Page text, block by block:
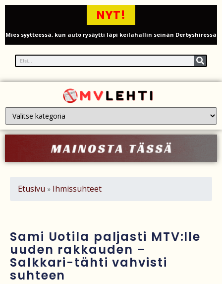
NYT!
Mies syytteessä, kun auto rysäytti läpi keilahallin seinän Derbyshiressä
New Yorkin NBA-mestaruusjuhlat riistäytyivät käsistä – teini ammuttiin
ja busseja sytytettiin tuleen Manhattanilla
Kimi ja Minttu Räikkönen juhlivat 10-vuotishääpäiväänsä – näin F1-
Nigel Farage vaatii ulkomaalaisten sulkemista pois sosiaalisesta
Justin Trudeau puolustautuu kritiikiltä – valitsi Katy Perryn
Turistijuna kaatui Cártaman tapasjuhlilla – 17 loukkaantui Espanjassa
Työläistaustainen kansanedustaja avaa 30-vuotisen taistelunsa
Etusivu » Ihmissuhteet
Sami Uotila paljasti MTV:lle
uuden rakkauden –
Salkkari-tähti vahvisti
suhteen